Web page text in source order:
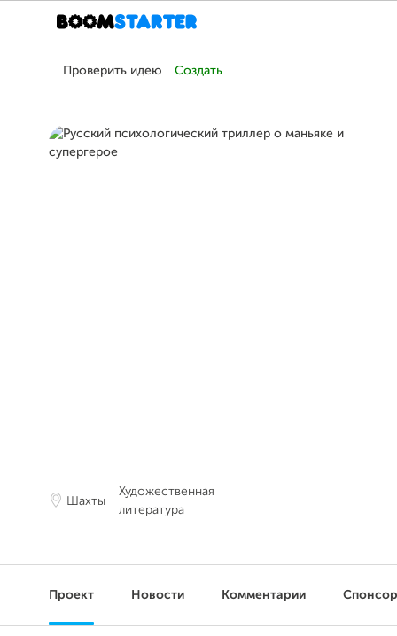
Проверить идею Создать
Шахты
Художественная
литература
Проект Новости Комментарии